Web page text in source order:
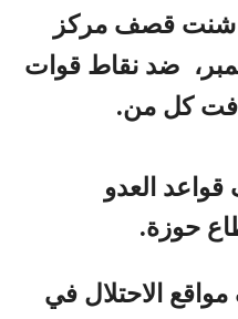
شنت قصف مركز
الإثنين 30 نوفمبر، ضد نقاط قوات
كل من.
العدو
حوزة.
الاحتلال في